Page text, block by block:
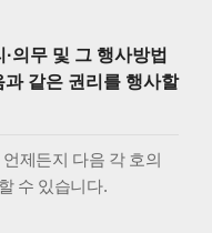
의무 및 그 행사방법
같은 권리를 행사할
언제든지 다음 각 호의
수 있습니다.